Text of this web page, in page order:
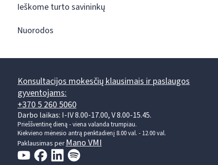
Ieškome turto savininkų
Nuorodos
Konsultacijos mokesčių klausimais ir paslaugos
gyventojams:
+370 5 260 5060
Darbo laikas: I-IV 8.00-17.00, V 8.00-15.45.
Prieššventinę dieną - viena valanda trumpiau.
Kiekvieno mėnesio antrą penktadienį 8.00 val. - 12.00 val.
Paklausimas perMano VMI